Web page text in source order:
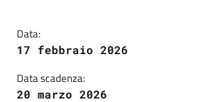
Data:
17 febbraio 2026
Data scadenza:
20 marzo 2026